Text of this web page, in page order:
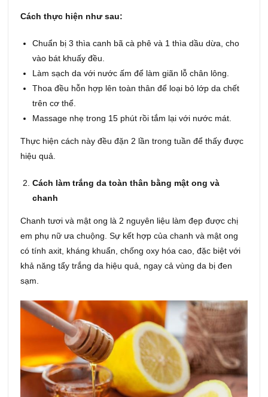
Cách thực hiện như sau:
Chuẩn bị 3 thìa canh bã cà phê và 1 thìa dầu dừa, cho
vào bát khuấy đều.
Làm sạch da với nước ấm để làm giãn lỗ chân lông.
Thoa đều hỗn hợp lên toàn thân để loại bỏ lớp da chết
trên cơ thể.
Massage nhẹ trong 15 phút rồi tắm lại với nước mát.
Thực hiện cách này đều đặn 2 lần trong tuần để thấy được
hiệu quả.
Cách làm trắng da toàn thân bằng mật ong và
chanh
Chanh tươi và mật ong là 2 nguyên liệu làm đẹp được chị
em phụ nữ ưa chuộng. Sự kết hợp của chanh và mật ong
có tính axit, kháng khuẩn, chống oxy hóa cao, đặc biệt với
khả năng tẩy trắng da hiệu quả, ngay cả vùng da bị đen
sạm.